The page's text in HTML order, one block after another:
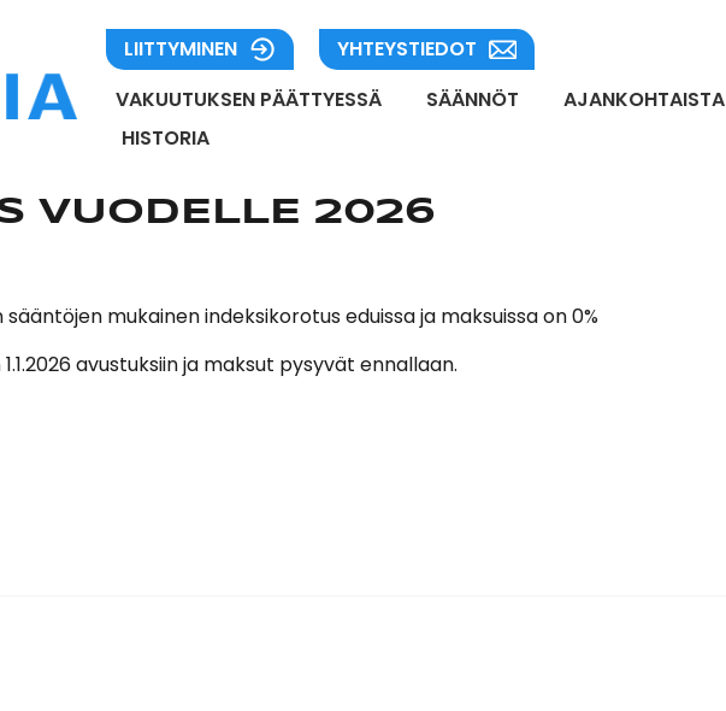
LIITTYMINEN
YHTEYSTIEDOT
VAKUUTUKSEN PÄÄTTYESSÄ
SÄÄNNÖT
AJANKOHTAISTA
HISTORIA
VUODELLE 2026
mukainen indeksikorotus eduissa ja maksuissa on 0%
avustuksiin ja maksut pysyvät ennallaan.